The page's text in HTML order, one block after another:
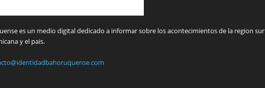
es un medio digital dedicado a informar sobre los acontecimientos de la region sur
y el pais.